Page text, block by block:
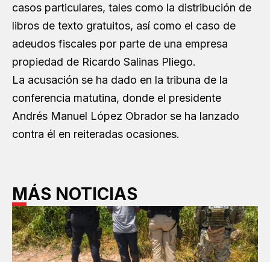
casos particulares, tales como la distribución de
libros de texto gratuitos, así como el caso de
adeudos fiscales por parte de una empresa
propiedad de Ricardo Salinas Pliego.
La acusación se ha dado en la tribuna de la
conferencia matutina, donde el presidente
Andrés Manuel López Obrador se ha lanzado
contra él en reiteradas ocasiones.
MÁS NOTICIAS